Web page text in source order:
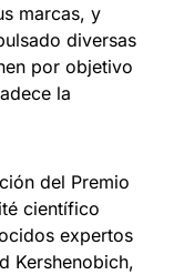
marcas, y
diversas
por objetivo
la
del Premio
científico
expertos
Kershenobich,